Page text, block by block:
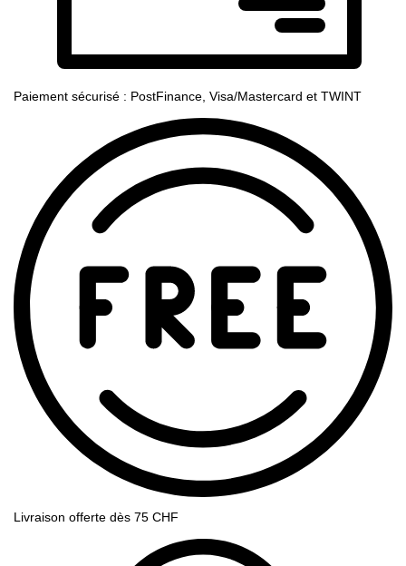
Paiement sécurisé : PostFinance, Visa/Mastercard et TWINT
Livraison offerte dès 75 CHF